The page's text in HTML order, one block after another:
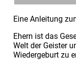
Eine Anleitung
Ehern ist das
Welt der Geister
Wiedergeburt zu